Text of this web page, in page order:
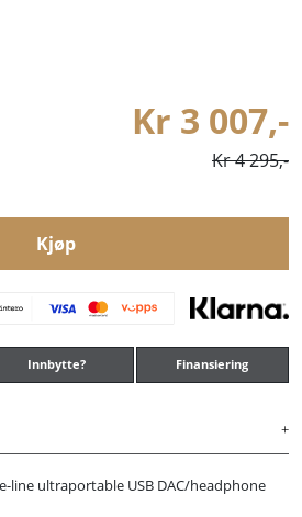
Kr 3 007,-
Kr 4 295,-
Kjøp
Innbytte? Finansiering
line ultraportable USB DAC/headphone